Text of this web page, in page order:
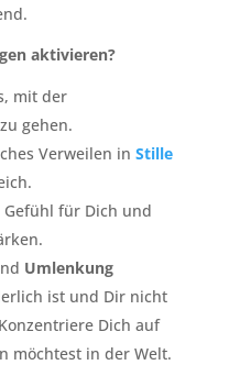
aktivieren?
mit der
gehen.
Verweilen in Stille
Gefühl für Dich und
Umlenkung
ist und Dir nicht
Dich auf
möchtest in der Welt.